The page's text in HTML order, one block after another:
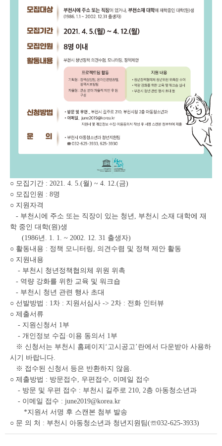
○ 모집기간 : 2021. 4. 5.(월) ~ 4. 12.(금)
○ 모집인원 : 8명
○ 지원자격
- 부천시에 주소 또는 직장이 있는 청년, 부천시 소재 대학에 재
학 중인 대학(원)생
(1986년. 1. 1. ~ 2002. 12. 31 출생자)
○ 활동내용 : 정책 모니터링, 의견수렴 및 정책 제안 활동
○ 지원내용
- 부천시 청년정책협의체 위원 위촉
- 역량 강화를 위한 교육 및 워크숍
- 부천시 청년 관련 행사 초대
○ 선발방법 : 1차 : 지원서심사 -> 2차 : 전화 인터뷰
○ 제출서류
- 지원신청서 1부
- 개인정보 수집·이용 동의서 1부
※ 신청서는 부천시 홈페이지‘고시공고’란에서 다운받아 사용하
시기 바랍니다.
※ 접수된 신청서 등은 반환하지 않음.
○ 제출방법 : 방문접수, 우편접수, 이메일 접수
- 방문 및 우편 접수 : 부천시 길주로 210, 2층 아동청소년과
- 이메일 접수 : june2019@korea.kr
*지원서 서명 후 스캔본 첨부 발송
○ 문 의 처 : 부천시 아동청소년과 청년지원팀(☏032-625-3933)